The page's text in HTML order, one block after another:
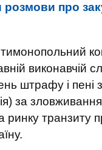
про
виконавчій
штрафу і пені з
за
транзиту